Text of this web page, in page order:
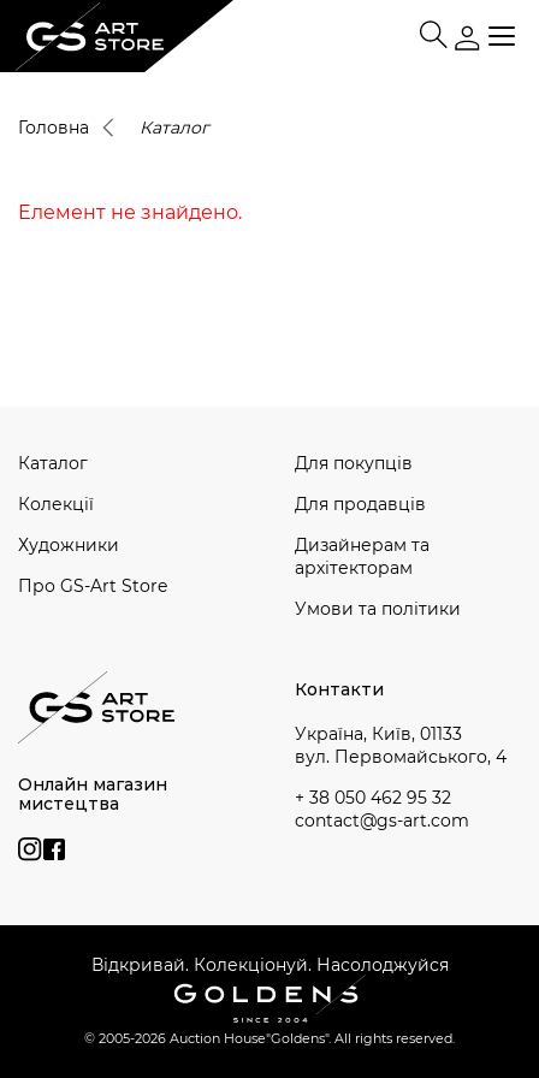
Головна Каталог
Елемент не знайдено.
Онлайн магазин
мистецтва
Контакти
Україна, Київ, 01133
вул. Первомайського, 4
+ 38 050 462 95 32
contact@gs-art.com
Каталог
Колекції
Художники
Про GS-Art Store
Для покупців
Для продавців
Дизайнерам та
архітекторам
Умови та політики
© 2005-2026 Auction House"Goldens". All rights reserved.
Відкривай. Колекціонуй. Насолоджуйся